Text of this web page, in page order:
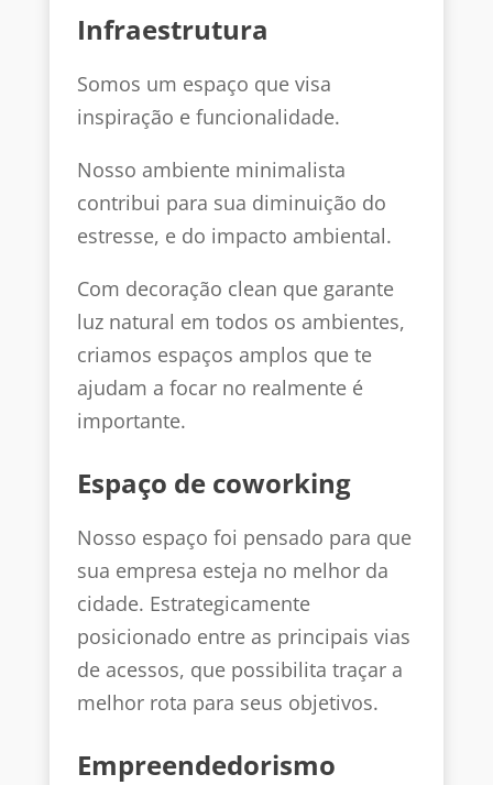
Infraestrutura
Somos um espaço que visa
inspiração e funcionalidade.
Nosso ambiente minimalista
contribui para sua diminuição do
estresse, e do impacto ambiental.
Com decoração clean que garante
luz natural em todos os ambientes,
criamos espaços amplos que te
ajudam a focar no realmente é
importante.
Espaço de coworking
Nosso espaço foi pensado para que
sua empresa esteja no melhor da
cidade. Estrategicamente
posicionado entre as principais vias
de acessos, que possibilita traçar a
melhor rota para seus objetivos.
Empreendedorismo